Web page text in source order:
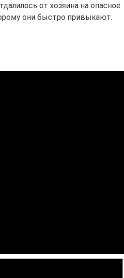
от хозяина на опасное
они быстро привыкают.